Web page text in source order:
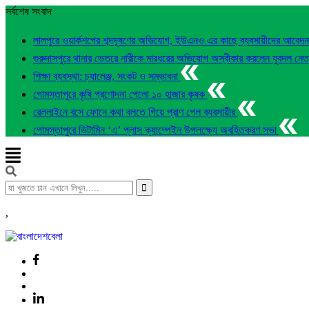
সর্বশেষ সংবাদ
লালপুরে ওয়ার্কশপের শব্দদূষণের অভিযোগ, ইউএনও এর কাছে ব্যবসায়ীদের
গুরুদাসপুরে থানার ভেতরে নারীকে মারধরের অভিযোগ অস্বীকার করলেন যুবদল
শিক্ষা ব্যবস্থা: চ্যালেঞ্জ, সংকট ও সম্ভাবনা
গোমস্তাপুরে কৃষি প্রণোদনা পেলো ১০ হাজার কৃষক
রেললাইনে বসে ফোনে কথা বলতে গিয়ে প্রাণ গেল ব্যবসায়ীর
গোমস্তাপুরে ভিটামিন ‘এ’ প্লাস ক্যাম্পেইন উপলক্ষ্যে অবহিতকরণ সভা
,